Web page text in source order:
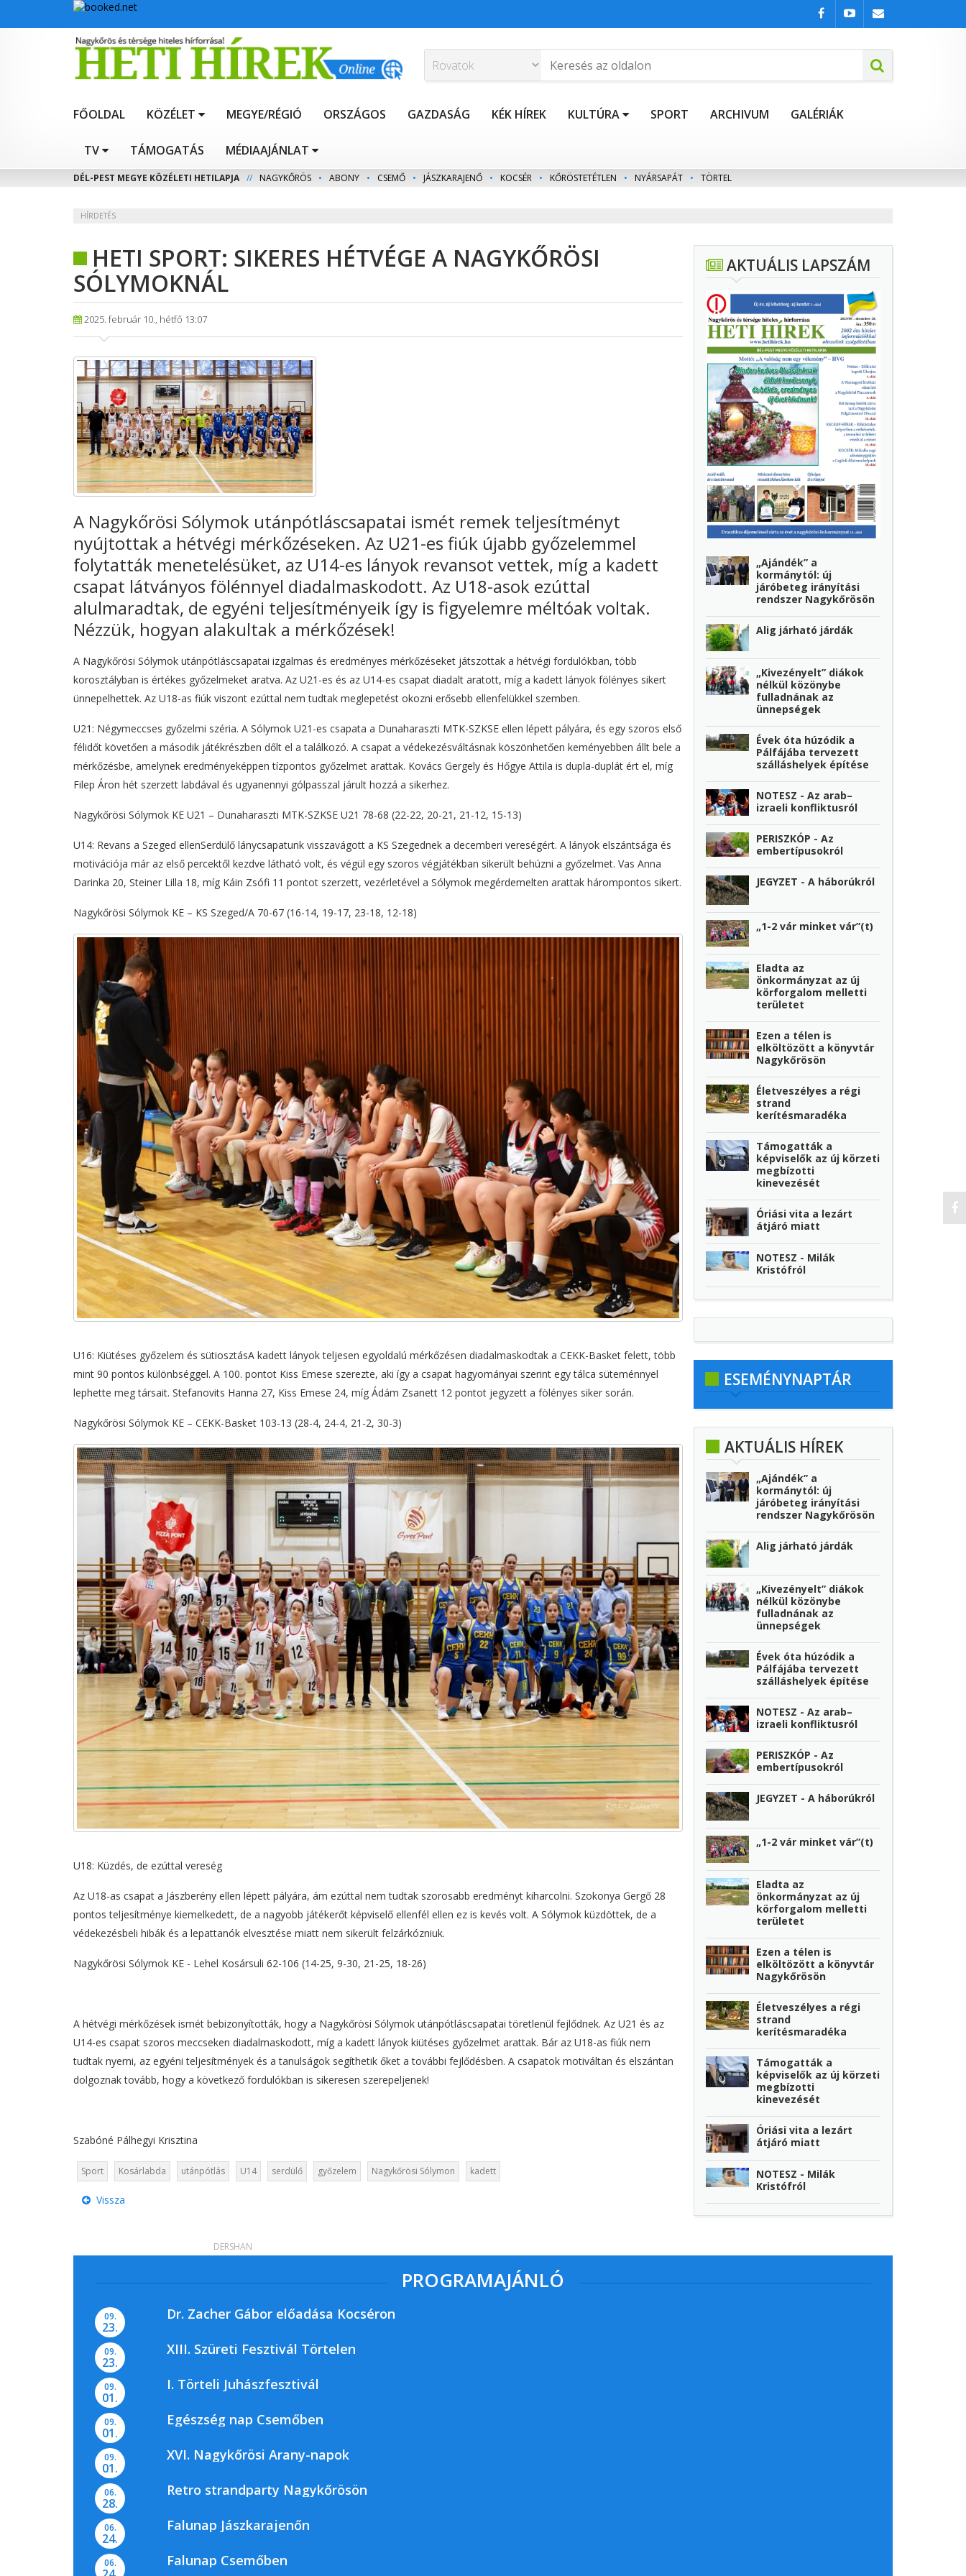
FŐOLDAL KÖZÉLET MEGYE/RÉGIÓ ORSZÁGOS GAZDASÁG KÉK HÍREK KULTÚRA SPORT ARCHIVUM GALÉRIÁK
TV TÁMOGATÁS MÉDIAAJÁNLAT
DÉL-PEST MEGYE KÖZÉLETI HETILAPJA // NAGYKŐRÖS • ABONY • CSEMŐ • JÁSZKARAJENŐ • KOCSÉR • KŐRÖSTETÉTLEN • NYÁRSAPÁT • TÖRTEL
HÍRDETÉS
HETI SPORT: SIKERES HÉTVÉGE A NAGYKŐRÖSI
SÓLYMOKNÁL
2025. február 10., hétfő 13:07
A Nagykőrösi Sólymok utánpótláscsapatai ismét remek teljesítményt
nyújtottak a hétvégi mérkőzéseken. Az U21-es fiúk újabb győzelemmel
folytatták menetelésüket, az U14-es lányok revansot vettek, míg a kadett
csapat látványos fölénnyel diadalmaskodott. Az U18-asok ezúttal
alulmaradtak, de egyéni teljesítményeik így is figyelemre méltóak voltak.
Nézzük, hogyan alakultak a mérkőzések!
A Nagykőrösi Sólymok utánpótláscsapatai izgalmas és eredményes mérkőzéseket játszottak a hétvégi fordulókban, több
korosztályban is értékes győzelmeket aratva. Az U21-es és az U14-es csapat diadalt aratott, míg a kadett lányok fölényes sikert
ünnepelhettek. Az U18-as fiúk viszont ezúttal nem tudtak meglepetést okozni erősebb ellenfelükkel szemben.
U21: Négymeccses győzelmi széria. A Sólymok U21-es csapata a Dunaharaszti MTK-SZKSE ellen lépett pályára, és egy szoros első
félidőt követően a második játékrészben dőlt el a találkozó. A csapat a védekezésváltásnak köszönhetően keményebben állt bele a
mérkőzésbe, amelynek eredményeképpen tízpontos győzelmet arattak. Kovács Gergely és Hőgye Attila is dupla-duplát ért el, míg
Filep Áron hét szerzett labdával és ugyanennyi gólpasszal járult hozzá a sikerhez.
Nagykőrösi Sólymok KE U21 – Dunaharaszti MTK-SZKSE U21 78-68 (22-22, 20-21, 21-12, 15-13)
U14: Revans a Szeged ellenSerdülő lánycsapatunk visszavágott a KS Szegednek a decemberi vereségért. A lányok elszántsága és
motivációja már az első percektől kezdve látható volt, és végül egy szoros végjátékban sikerült behúzni a győzelmet. Vas Anna
Darinka 20, Steiner Lilla 18, míg Káin Zsófi 11 pontot szerzett, vezérletével a Sólymok megérdemelten arattak hárompontos sikert.
Nagykőrösi Sólymok KE – KS Szeged/A 70-67 (16-14, 19-17, 23-18, 12-18)
U16: Kiütéses győzelem és sütiosztásA kadett lányok teljesen egyoldalú mérkőzésen diadalmaskodtak a CEKK-Basket felett, több
mint 90 pontos különbséggel. A 100. pontot Kiss Emese szerezte, aki így a csapat hagyományai szerint egy tálca süteménnyel
lephette meg társait. Stefanovits Hanna 27, Kiss Emese 24, míg Ádám Zsanett 12 pontot jegyzett a fölényes siker során.
Nagykőrösi Sólymok KE – CEKK-Basket 103-13 (28-4, 24-4, 21-2, 30-3)
U18: Küzdés, de ezúttal vereség
Az U18-as csapat a Jászberény ellen lépett pályára, ám ezúttal nem tudtak szorosabb eredményt kiharcolni. Szokonya Gergő 28
pontos teljesítménye kiemelkedett, de a nagyobb játékerőt képviselő ellenfél ellen ez is kevés volt. A Sólymok küzdöttek, de a
védekezésbeli hibák és a lepattanók elvesztése miatt nem sikerült felzárkózniuk.
Nagykőrösi Sólymok KE - Lehel Kosársuli 62-106 (14-25, 9-30, 21-25, 18-26)
A hétvégi mérkőzések ismét bebizonyították, hogy a Nagykőrösi Sólymok utánpótláscsapatai töretlenül fejlődnek. Az U21 és az
U14-es csapat szoros meccseken diadalmaskodott, míg a kadett lányok kiütéses győzelmet arattak. Bár az U18-as fiúk nem
tudtak nyerni, az egyéni teljesítmények és a tanulságok segíthetik őket a további fejlődésben. A csapatok motiváltan és elszántan
dolgoznak tovább, hogy a következő fordulókban is sikeresen szerepeljenek!
Szabóné Pálhegyi Krisztina
Sport Kosárlabda utánpótlás U14 serdülő győzelem Nagykőrösi Sólymon kadett
Vissza
AKTUÁLIS LAPSZÁM
„Ajándék” a
kormánytól: új
járóbeteg irányítási
rendszer Nagykőrösön
Alig járható járdák
„Kivezényelt” diákok
nélkül közönybe
fulladnának az
ünnepségek
Évek óta húzódik a
Pálfájába tervezett
szálláshelyek építése
NOTESZ - Az arab–
izraeli konfliktusról
PERISZKÓP - Az
embertípusokról
JEGYZET - A háborúkról
„1-2 vár minket vár”(t)
Eladta az
önkormányzat az új
körforgalom melletti
területet
Ezen a télen is
elköltözött a könyvtár
Nagykőrösön
Életveszélyes a régi
strand
kerítésmaradéka
Támogatták a
képviselők az új körzeti
megbízotti
kinevezését
Óriási vita a lezárt
átjáró miatt
NOTESZ - Milák
Kristófról
ESEMÉNYNAPTÁR
AKTUÁLIS HÍREK
„Ajándék” a
kormánytól: új
járóbeteg irányítási
rendszer Nagykőrösön
Alig járható járdák
„Kivezényelt” diákok
nélkül közönybe
fulladnának az
ünnepségek
Évek óta húzódik a
Pálfájába tervezett
szálláshelyek építése
NOTESZ - Az arab–
izraeli konfliktusról
PERISZKÓP - Az
embertípusokról
JEGYZET - A háborúkról
„1-2 vár minket vár”(t)
Eladta az
önkormányzat az új
körforgalom melletti
területet
Ezen a télen is
elköltözött a könyvtár
Nagykőrösön
Életveszélyes a régi
strand
kerítésmaradéka
Támogatták a
képviselők az új körzeti
megbízotti
kinevezését
Óriási vita a lezárt
átjáró miatt
NOTESZ - Milák
Kristófról
PROGRAMAJÁNLÓ
09.
23.
Dr. Zacher Gábor előadása Kocséron
09.
23.
XIII. Szüreti Fesztivál Törtelen
09.
01.
I. Törteli Juhászfesztivál
09.
01.
Egészség nap Csemőben
09.
01.
XVI. Nagykőrösi Arany-napok
06.
28.
Retro strandparty Nagykőrösön
06.
24.
Falunap Jászkarajenőn
06. Falunap Csemőben
DERSHAN